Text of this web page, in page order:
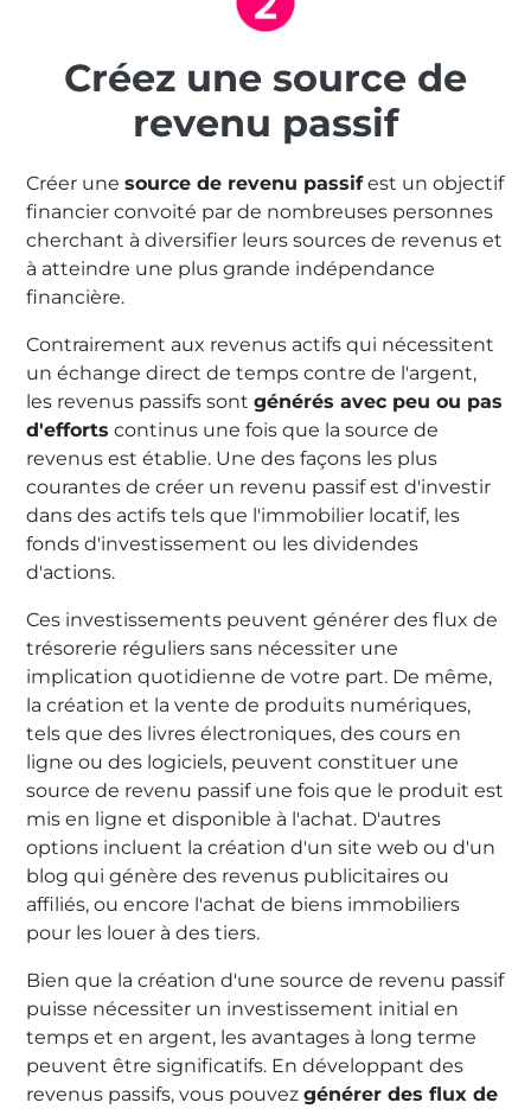
Créez une source de
revenu passif
Créer une source de revenu passifest un objectif
financier convoité par de nombreuses personnes
cherchant à diversifier leurs sources de revenus et
à atteindre une plus grande indépendance
financière.
Contrairement aux revenus actifs qui nécessitent
un échange direct de temps contre de l'argent,
les revenus passifs sont générés avec peu ou pas
d'efforts continus une fois que la source de
revenus est établie. Une des façons les plus
courantes de créer un revenu passif est d'investir
dans des actifs tels que l'immobilier locatif, les
fonds d'investissement ou les dividendes
d'actions.
Ces investissements peuvent générer des flux de
trésorerie réguliers sans nécessiter une
implication quotidienne de votre part. De même,
la création et la vente de produits numériques,
tels que des livres électroniques, des cours en
ligne ou des logiciels, peuvent constituer une
source de revenu passif une fois que le produit est
mis en ligne et disponible à l'achat. D'autres
options incluent la création d'un site web ou d'un
blog qui génère des revenus publicitaires ou
affiliés, ou encore l'achat de biens immobiliers
pour les louer à des tiers.
Bien que la création d'une source de revenu passif
puisse nécessiter un investissement initial en
temps et en argent, les avantages à long terme
peuvent être significatifs. En développant des
revenus passifs, vous pouvez générer des flux de